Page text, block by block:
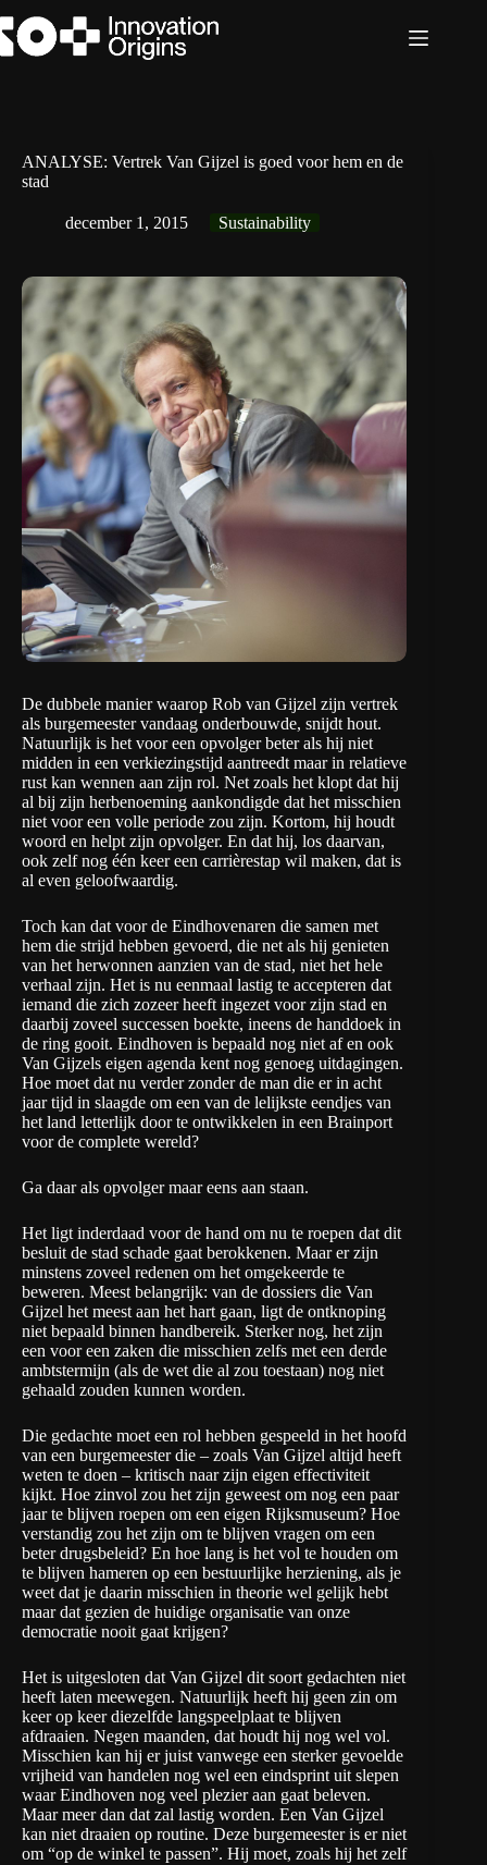
naar
de
ANALYSE: Vertrek Van Gijzel is goed voor hem en de
stad
december 1, 2015 Sustainability
De dubbele manier waarop Rob van Gijzel zijn vertrek
als burgemeester vandaag onderbouwde, snijdt hout.
Natuurlijk is het voor een opvolger beter als hij niet
midden in een verkiezingstijd aantreedt maar in relatieve
rust kan wennen aan zijn rol. Net zoals het klopt dat hij
al bij zijn herbenoeming aankondigde dat het misschien
niet voor een volle periode zou zijn. Kortom, hij houdt
woord en helpt zijn opvolger. En dat hij, los daarvan,
ook zelf nog één keer een carrièrestap wil maken, dat is
al even geloofwaardig.
Toch kan dat voor de Eindhovenaren die samen met
hem die strijd hebben gevoerd, die net als hij genieten
van het herwonnen aanzien van de stad, niet het hele
verhaal zijn. Het is nu eenmaal lastig te accepteren dat
iemand die zich zozeer heeft ingezet voor zijn stad en
daarbij zoveel successen boekte, ineens de handdoek in
de ring gooit. Eindhoven is bepaald nog niet af en ook
Van Gijzels eigen agenda kent nog genoeg uitdagingen.
Hoe moet dat nu verder zonder de man die er in acht
jaar tijd in slaagde om een van de lelijkste eendjes van
het land letterlijk door te ontwikkelen in een Brainport
voor de complete wereld?
Ga daar als opvolger maar eens aan staan.
Het ligt inderdaad voor de hand om nu te roepen dat dit
besluit de stad schade gaat berokkenen. Maar er zijn
minstens zoveel redenen om het omgekeerde te
beweren. Meest belangrijk: van de dossiers die Van
Gijzel het meest aan het hart gaan, ligt de ontknoping
niet bepaald binnen handbereik. Sterker nog, het zijn
een voor een zaken die misschien zelfs met een derde
ambtstermijn (als de wet die al zou toestaan) nog niet
gehaald zouden kunnen worden.
Die gedachte moet een rol hebben gespeeld in het hoofd
van een burgemeester die – zoals Van Gijzel altijd heeft
weten te doen – kritisch naar zijn eigen effectiviteit
kijkt. Hoe zinvol zou het zijn geweest om nog een paar
jaar te blijven roepen om een eigen Rijksmuseum? Hoe
verstandig zou het zijn om te blijven vragen om een
beter drugsbeleid? En hoe lang is het vol te houden om
te blijven hameren op een bestuurlijke herziening, als je
weet dat je daarin misschien in theorie wel gelijk hebt
maar dat gezien de huidige organisatie van onze
democratie nooit gaat krijgen?
Het is uitgesloten dat Van Gijzel dit soort gedachten niet
heeft laten meewegen. Natuurlijk heeft hij geen zin om
keer op keer diezelfde langspeelplaat te blijven
afdraaien. Negen maanden, dat houdt hij nog wel vol.
Misschien kan hij er juist vanwege een sterker gevoelde
vrijheid van handelen nog wel een eindsprint uit slepen
waar Eindhoven nog veel plezier aan gaat beleven.
Maar meer dan dat zal lastig worden. Een Van Gijzel
kan niet draaien op routine. Deze burgemeester is er niet
om “op de winkel te passen”. Hij moet, zoals hij het zelf